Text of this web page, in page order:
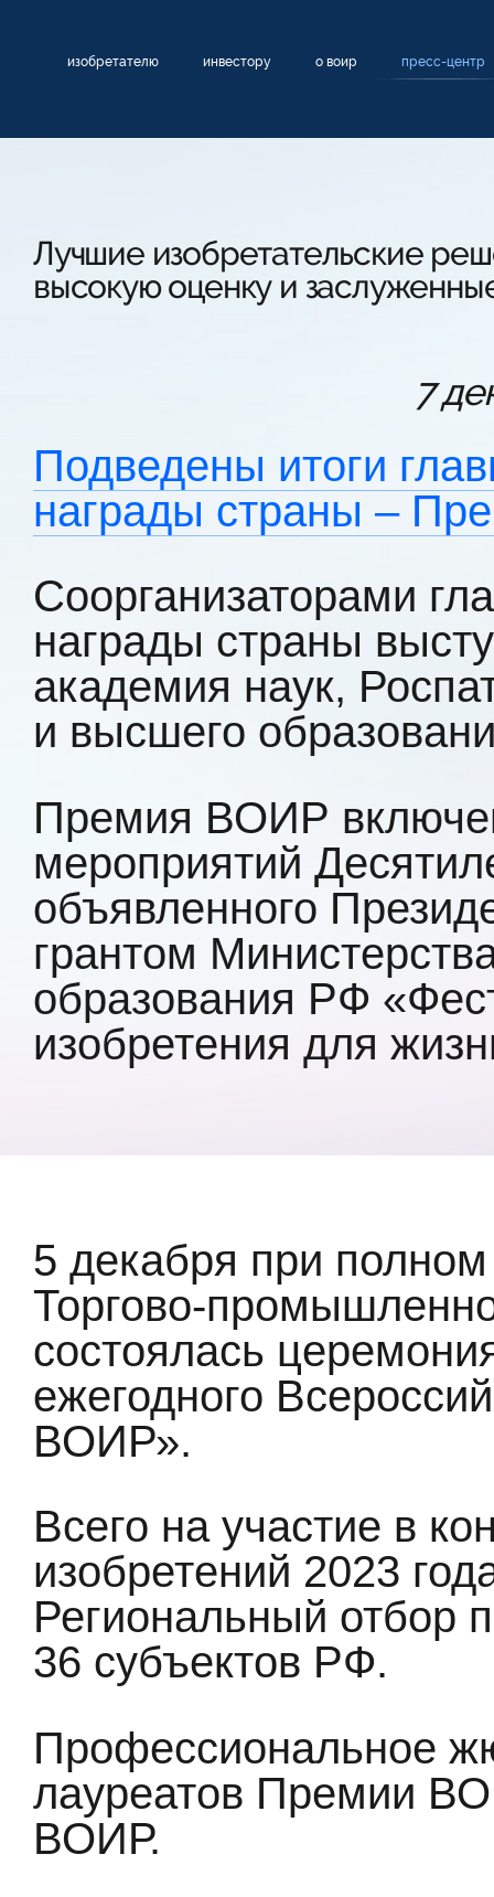
изобретателю инвестору о воир пресс-центр
Лучшие изобретательские
высокую оценку и
7
Подведены итоги
награды страны –
Соорганизаторами
награды страны
академия наук,
и высшего
Премия ВОИР
мероприятий
объявленного
грантом
образования РФ
изобретения для
5 декабря при
Торгово-
состоялась
ежегодного
ВОИР».
Всего на участие в
изобретений 2023
Региональный отбор
36 субъектов РФ.
Профессиональное
лауреатов Премии
ВОИР.